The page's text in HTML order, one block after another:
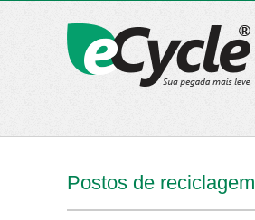
Postos de reciclagem